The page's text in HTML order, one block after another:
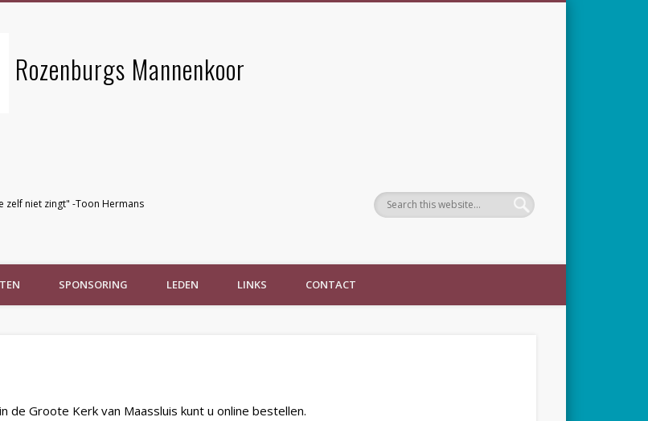
Rozenburgs Mannenkoor
zelf niet zingt" -Toon Hermans
SPONSORING LEDEN LINKS CONTACT
Groote Kerk van Maassluis kunt u online bestellen.